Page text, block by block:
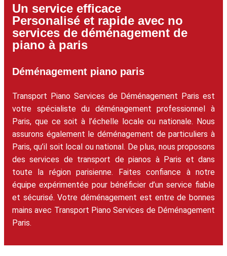
Un service efficace
Personalisé et rapide avec no
services de déménagement de
piano à paris
Déménagement piano paris
Transport Piano Services de Déménagement Paris est
votre spécialiste du déménagement professionnel à
Paris, que ce soit à l’échelle locale ou nationale. Nous
assurons également le déménagement de particuliers à
Paris, qu’il soit local ou national. De plus, nous proposons
des services de transport de pianos à Paris et dans
toute la région parisienne. Faites confiance à notre
équipe expérimentée pour bénéficier d’un service fiable
et sécurisé. Votre déménagement est entre de bonnes
mains avec Transport Piano Services de Déménagement
Paris.